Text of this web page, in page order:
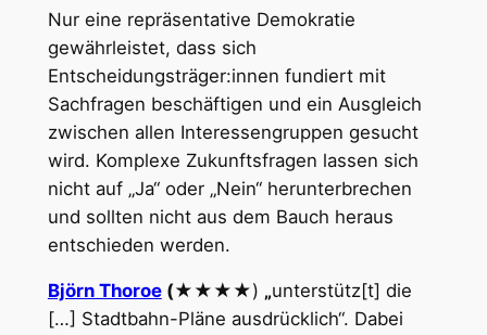
Nur eine repräsentative Demokratie
gewährleistet, dass sich
Entscheidungsträger:innen fundiert mit
Sachfragen beschäftigen und ein Ausgleich
zwischen allen Interessengruppen gesucht
wird. Komplexe Zukunftsfragen lassen sich
nicht auf „Ja“ oder „Nein“ herunterbrechen
und sollten nicht aus dem Bauch heraus
entschieden werden.
Björn Thoroe(★ ★★★) „unterstütz[t] die
[…] Stadtbahn-Pläne ausdrücklich“. Dabei